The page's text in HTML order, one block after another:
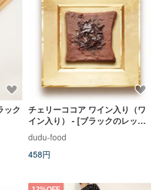
ク
チェリーココア ワイン入り（ワ
イン入り） - [ブラックのレッド
の魔女]
dudu-food
458円